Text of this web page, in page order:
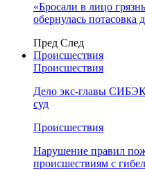
«Бросали в лицо
обернулась потасовка
Пред След
Происшествия
Происшествия
Дело экс-главы
суд
Происшествия
Нарушение правил
происшествиям с